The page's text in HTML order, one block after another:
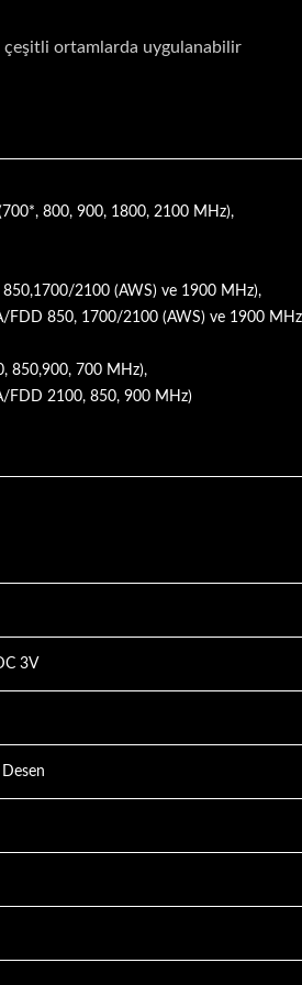
çeşitli ortamlarda uygulanabilir
800, 900, 1800, 2100 MHz),
2100 (AWS) ve 1900 MHz),
FDD 850, 1700/2100 (AWS) ve 1900
850,900, 700 MHz),
FDD 2100, 850, 900 MHz)
3V